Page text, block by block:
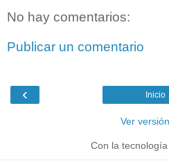
No hay comentarios:
Publicar un comentario
‹ Inicio
Ver
Con la tecnología